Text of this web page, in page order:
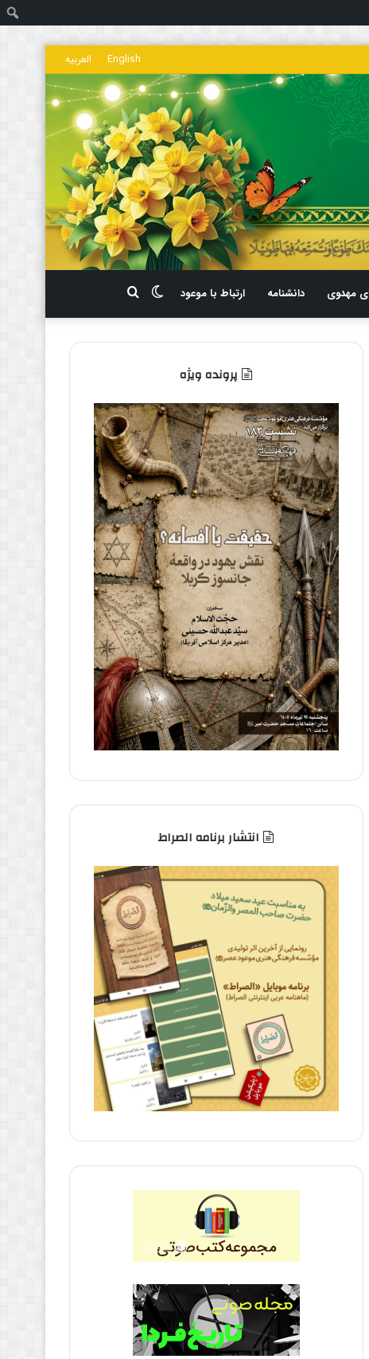
English العربیه
مهدوی دانشنامه ارتباط با موعود
برای
تغییر
پوسته
پرونده ویژه
انتشار برنامه الصراط